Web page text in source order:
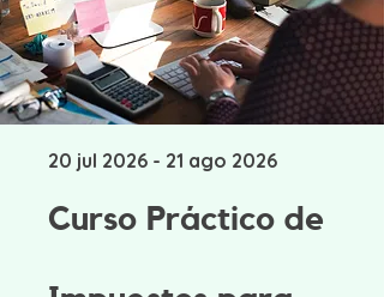
Curso Práctico de
20 jul 2026 - 21 ago 2026